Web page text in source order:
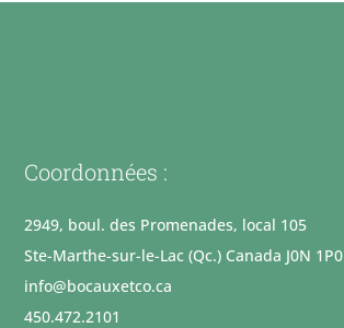
Coordonnées :
2949, boul. des Promenades, local 105
Ste-Marthe-sur-le-Lac (Qc.) Canada J0N 1P0
info@bocauxetco.ca
450.472.2101